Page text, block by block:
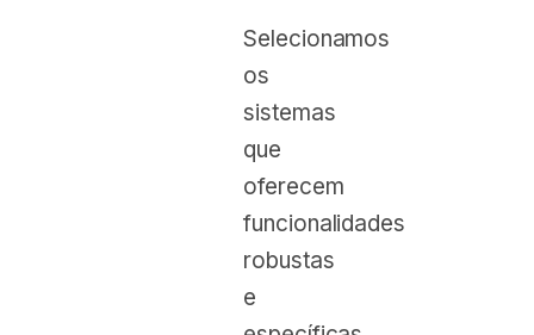
Selecionamos
os
sistemas
que
oferecem
funcionalidades
robustas
e